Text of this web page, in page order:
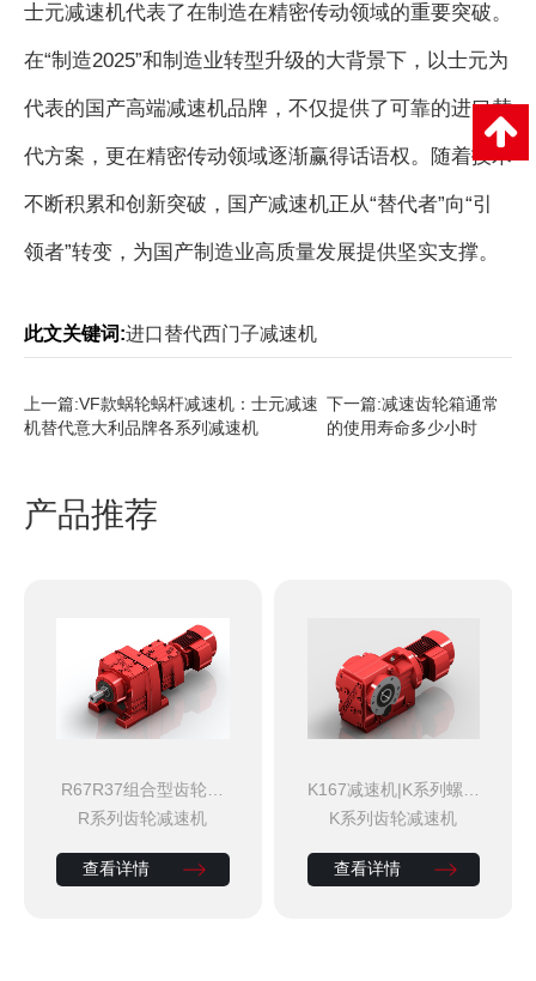
士元减速机代表了在制造在精密传动领域的重要突破。
在“制造2025”和制造业转型升级的大背景下，以士元为
代表的国产高端减速机品牌，不仅提供了可靠的进口替
代方案，更在精密传动领域逐渐赢得话语权。随着技术
不断积累和创新突破，国产减速机正从“替代者”向“引
领者”转变，为国产制造业高质量发展提供坚实支撑。
此文关键词:进口替代西门子减速机
上一篇:VF款蜗轮蜗杆减速机：士元减速
机替代意大利品牌各系列减速机
下一篇:减速齿轮箱通常
的使用寿命多少小时
产品推荐
R67R37组合型齿轮减
速机 平行输出减速机
R系列齿轮减速机
查看详情
K167减速机|K系列螺旋
锥齿轮减速机
K系列齿轮减速机
查看详情